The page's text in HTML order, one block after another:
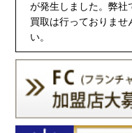
が発生しました。弊社
買取は行っておりませ
い。